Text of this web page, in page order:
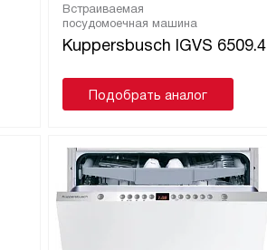
Встраиваемая
посудомоечная машина
Kuppersbusch IGVS 6509.4
Подобрать аналог